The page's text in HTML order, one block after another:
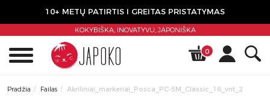
10+ METŲ PATIRTIS I GREITAS PRISTATYMAS
KOKYBIŠKA, INOVATYVU,JAPONIŠKA
0
Pradžia Failas Akriliniai_markeriai_Posca_PC-5M_Classic_16_vnt_2